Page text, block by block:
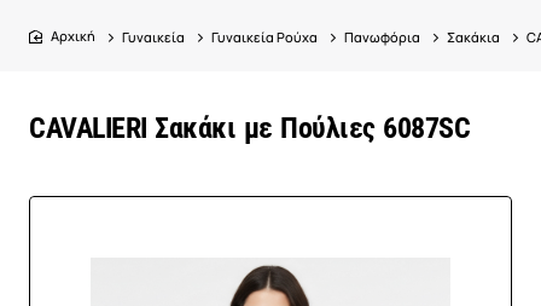
CAVALIERI Σακάκι με Πούλιες 6087SC
home
Γυναικεία Γυναικεία Ρούχα Πανωφόρια Σακάκια